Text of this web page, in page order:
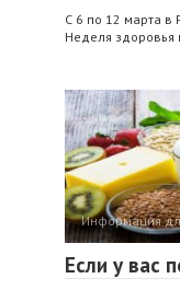
С 6 по 12 марта в
Неделя здоровья
Информация
Если у вас